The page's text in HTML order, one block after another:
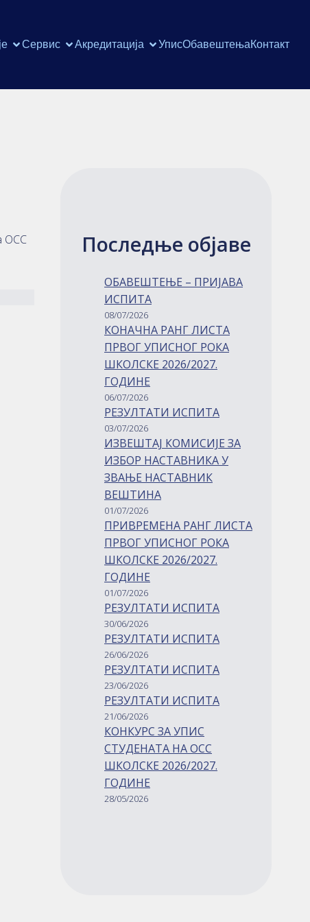
Сервис Акредитација УписОбавештењаКонтакт
ОСС
Последње објаве
ОБАВЕШТЕЊЕ – ПРИЈАВА
ИСПИТА
08/07/2026
КОНАЧНА РАНГ ЛИСТА
ПРВОГ УПИСНОГ РОКА
ШКОЛСКЕ 2026/2027.
ГОДИНЕ
06/07/2026
РЕЗУЛТАТИ ИСПИТА
03/07/2026
ИЗВЕШТАЈ КОМИСИЈЕ ЗА
ИЗБОР НАСТАВНИКА У
ЗВАЊЕ НАСТАВНИК
ВЕШТИНА
01/07/2026
ПРИВРЕМЕНА РАНГ ЛИСТА
ПРВОГ УПИСНОГ РОКА
ШКОЛСКЕ 2026/2027.
ГОДИНЕ
01/07/2026
РЕЗУЛТАТИ ИСПИТА
30/06/2026
РЕЗУЛТАТИ ИСПИТА
26/06/2026
РЕЗУЛТАТИ ИСПИТА
23/06/2026
РЕЗУЛТАТИ ИСПИТА
21/06/2026
КОНКУРС ЗА УПИС
СТУДЕНАТА НА ОСС
ШКОЛСКЕ 2026/2027.
ГОДИНЕ
28/05/2026